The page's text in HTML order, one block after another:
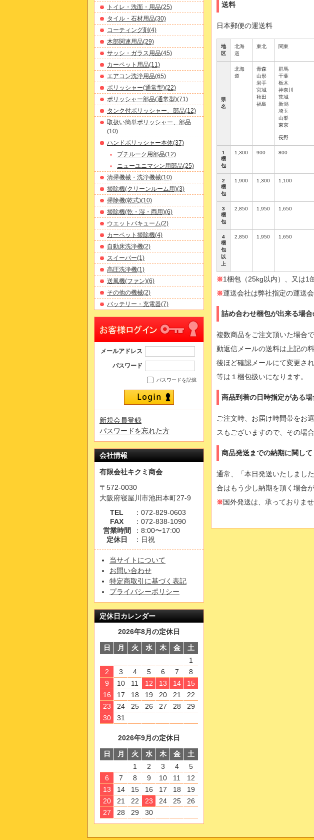
送料
日本郵便の運送料
地
区
北海
道
東北 関東
県
名
北海
道
青森
山形
岩手
宮城
秋田
福島
群馬
千葉
栃木
神奈川
茨城
新潟
埼玉
山梨
東京
長野
1
梱
包
1,300 900 800
2
梱
包
1,900 1,300 1,100
3
梱
包
2,850 1,950 1,650
4
梱
包
以
上
2,850 1,950 1,650
※1梱包（25kg以内）、又は1
※運送会社は弊社指定の運送会
詰め合わせ梱包が出来る場
複数商品をご注文頂いた場合
動返信メールの送料は上記の
後ほど確認メールにて変更さ
等は１梱包扱いになります。
商品到着の日時指定がある場
ご注文時、お届け時間帯をお
スもございますので、その場
商品発送までの納期に関して
通常、「本日発送いたしまし
合はもう少し納期を頂く場合
※ 国外発送は、承っておりませ
トイレ・洗面・用品(25)
タイル・石材用品(30)
コーティング剤(4)
木部関連用品(29)
サッシ・ガラス用品(45)
カーペット用品(11)
エアコン洗浄用品(65)
ポリッシャー(通常型)(22)
ポリッシャー部品(通常型)(71)
タンク付ポリッシャー、部品(12)
取扱い簡単ポリッシャー、部品
(10)
ハンドポリッシャー本体(37)
プチルーク用部品(12)
ニューユニマシン用部品(25)
清掃機械・洗浄機械(10)
掃除機(クリーンルーム用)(3)
掃除機(乾式)(10)
掃除機(乾・湿・両用)(6)
ウエットバキューム(2)
カーペット掃除機(4)
自動床洗浄機(2)
スイーパー(1)
高圧洗浄機(1)
送風機(ファン)(6)
その他の機械(2)
バッテリー・充電器(7)
メールアドレス
パスワード
パスワードを記憶
新規会員登録
パスワードを忘れた方
会社情報
有限会社キクミ商会
〒572-0030
大阪府寝屋川市池田本町27-9
TEL
：072-829-0603
FAX
：072-838-1090
営業時間
：8:00〜17:00
定休日
：日祝
当サイトについて
お問い合わせ
特定商取引に基づく表記
プライバシーポリシー
定休日カレンダー
2026年8月の定休日
日
月 火 水 木 金
土
1
2
3 4 5 6 7
8
9
10 11 12 13 14
15
16
17 18 19 20 21
22
23
24 25 26 27 28
29
30
31
2026年9月の定休日
日
月 火 水 木 金
土
1
2 3 4
5
6
7 8 9 10 11
12
13
14 15 16 17 18
19
20
21 22 23 24 25
26
27
28 29 30